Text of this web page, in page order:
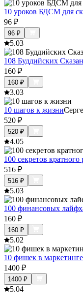
10 уроков БДСМ для
96 ₽
96 ₽
5.03
108 Буддийских
160 ₽
160 ₽
3.03
10 шагов к жизни
520 ₽
520 ₽
4.05
100 секретов
516 ₽
516 ₽
5.03
100 финансовых
160 ₽
160 ₽
5.02
10 фишек в маркетинге
1400 ₽
1400 ₽
5.04